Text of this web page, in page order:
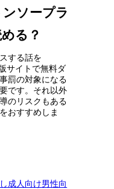
ソープラ
る？
する話を
サイトで無料ダ
罰の対象になる
です。それ以外
のリスクもある
おすすめしま
成人向け男性向